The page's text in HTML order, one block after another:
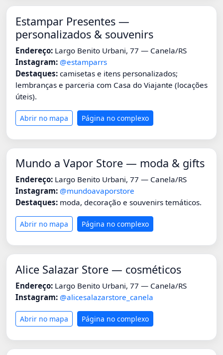
Estampar Presentes —
personalizados & souvenirs
Endereço:Largo Benito Urbani, 77 — Canela/RS
Instagram: @estamparrs
Destaques:camisetas e itens personalizados;
lembranças e parceria com Casa do Viajante (locações
úteis).
Abrir no mapa Página no complexo
Mundo a Vapor Store — moda & gifts
Endereço:Largo Benito Urbani, 77 — Canela/RS
Instagram: @mundoavaporstore
Destaques:moda, decoração e souvenirs temáticos.
Abrir no mapa Página no complexo
Alice Salazar Store — cosméticos
Endereço:Largo Benito Urbani, 77 — Canela/RS
Instagram: @alicesalazarstore_canela
Abrir no mapa Página no complexo